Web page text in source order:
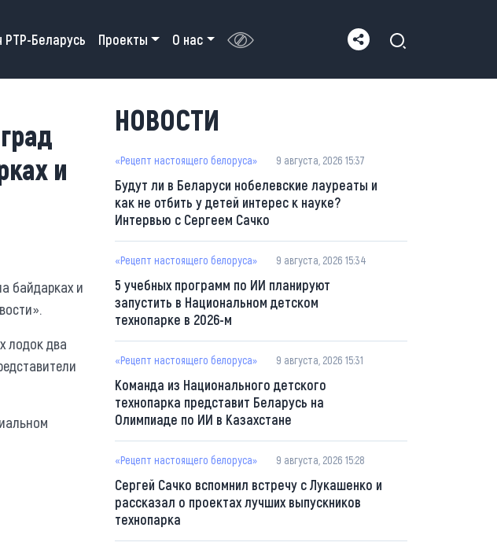
РТР-Беларусь Проекты О нас
и
байдарках и
лодок два
НОВОСТИ
«Рецепт настоящего белоруса» 9 августа, 2026 15:37
Будут ли в Беларуси нобелевские лауреаты и
как не отбить у детей интерес к науке?
Интервью с Сергеем Сачко
«Рецепт настоящего белоруса» 9 августа, 2026 15:34
5 учебных программ по ИИ планируют
запустить в Национальном детском
технопарке в 2026-м
«Рецепт настоящего белоруса» 9 августа, 2026 15:31
Команда из Национального детского
технопарка представит Беларусь на
Олимпиаде по ИИ в Казахстане
«Рецепт настоящего белоруса» 9 августа, 2026 15:28
Сергей Сачко вспомнил встречу с Лукашенко и
рассказал о проектах лучших выпускников
технопарка